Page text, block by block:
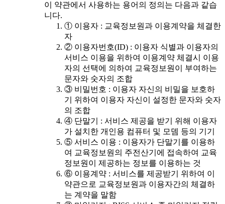
이 약관에서 사용하는 용어의 정의는 다음과 같습
니다.
① 이용자 : 교육정보원과 이용계약을 체결한
자
② 이용자번호(ID) : 이용자 식별과 이용자의
서비스 이용을 위하여 이용계약 체결시 이용
자의 선택에 의하여 교육정보원이 부여하는
문자와 숫자의 조합
③ 비밀번호 : 이용자 자신의 비밀을 보호하
기 위하여 이용자 자신이 설정한 문자와 숫자
의 조합
④ 단말기 : 서비스 제공을 받기 위해 이용자
가 설치한 개인용 컴퓨터 및 모뎀 등의 기기
⑤ 서비스 이용 : 이용자가 단말기를 이용하
여 교육정보원의 주전산기에 접속하여 교육
정보원이 제공하는 정보를 이용하는 것
⑥ 이용계약 : 서비스를 제공받기 위하여 이
약관으로 교육정보원과 이용자간의 체결하
는 계약을 말함